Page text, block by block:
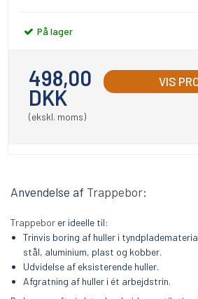
På lager
498,00
DKK
(ekskl. moms)
VIS
Anvendelse af Trappebor:
Trappebor er ideelle til:
Trinvis boring af huller i
stål, aluminium, plast og kobber.
Udvidelse af eksisterende huller.
Afgratning af huller i ét arbejdstrin.